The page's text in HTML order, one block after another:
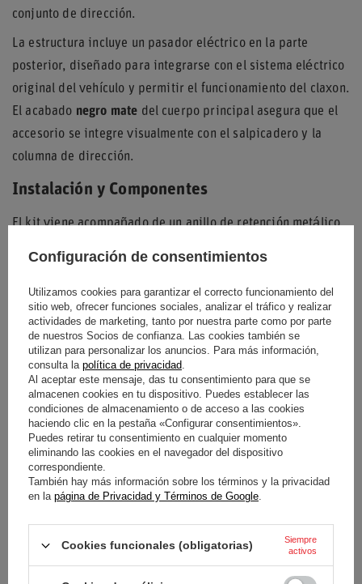
conjunto de dirección.
La estructura incluye un pasador eléctrico en la parte
posterior, diseñado para integrarse con el sistema eléctrico
original del vehículo y permitir el funcionamiento del claxon.
El acabado negro mate del cuerpo principal asegura que el
accesorio se integre visualmente con el salpicadero y la
columna de dirección.
Instalación y Componentes
El kit viene acompañado de un anillo de retención metálico
de la bocina dentro del conjunto del volante. Este
componente rígido garantiza que el mecanismo de presión
se mantenga firme durante la conducción diaria o deportiva.
Gracias a su patrón de perforación frontal, este buje permite
una fijación mediante pernos que asegura una transferencia
de fuerza directa y sin holguras. Es una solución ideal para
entusiastas que buscan mejorar la ergonomía y el control de
Fiat 126 o 127 mediante el uso de componentes de
dirección especializados.
Coche FIAT
Modelo de coche 126 / 127
Configuración de consentimientos
Utilizamos cookies para garantizar el correcto funcionamiento del
sitio web, ofrecer funciones sociales, analizar el tráfico y realizar
actividades de marketing, tanto por nuestra parte como por parte
de nuestros Socios de confianza. Las cookies también se
utilizan para personalizar los anuncios. Para más información,
consulta la política de privacidad.
Al aceptar este mensaje, das tu consentimiento para que se
almacenen cookies en tu dispositivo. Puedes establecer las
condiciones de almacenamiento o de acceso a las cookies
haciendo clic en la pestaña «Configurar consentimientos».
Puedes retirar tu consentimiento en cualquier momento
eliminando las cookies en el navegador del dispositivo
correspondiente.
También hay más información sobre los términos y la privacidad
en la página de Privacidad y Términos de Google.
Cookies funcionales (obligatorias)
Siempre
activos